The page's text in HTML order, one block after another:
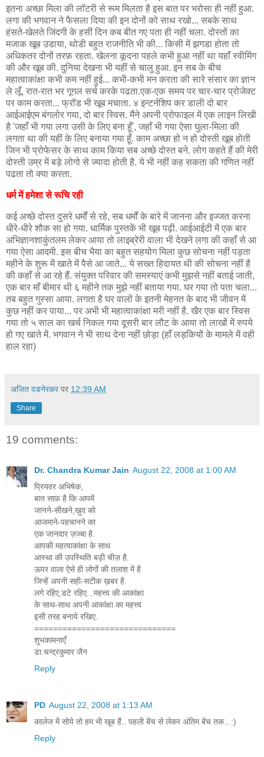
इतना अच्छा मिला की लॉटरी से रूम मिलता है इस बात पर भरोसा ही नहीं हुआ.
लगा की भगवान ने फैसला दिया की इन दोनों को साथ रखो... सबके साथ
हंसते-खेलते जिंदगी के हसीं दिन कब बीत गए पता ही नहीं चला. दोस्तों का
मजाक खूब उडाया, थोडी बहुत राजनीति भी की... किसी में झगडा होता तो
अधिकतर दोनों तरफ़ रहता. खेलना कूदना पहले कभी हुआ नहीं था यहाँ स्वीमिंग
की और खूब की. दुनिया देखना भी यहीं से चालु हुआ. इन सब के बीच
महात्वाकांक्षा कभी कम नहीं हुई... कभी-कभी मन करता की सारे संसार का ज्ञान
ले लूँ, रात-रात भर गूगल सर्च करके पढता.एक-एक समय पर चार-चार प्रोजेक्ट
पर काम करता... फ्रॉड भी खूब मचाता. ४ इन्टर्नशिप कर डाली दो बार
आईआईएम बंगलोर गया, दो बार स्विस. मैंने अपनी प्रोफाइल में एक लाइन लिखी
है 'जहाँ भी गया लगा उसी के लिए बना हूँ', जहाँ भी गया ऐसा घुला-मिला की
लगता था की यहीं के लिए बनाया गया हूँ. काम अच्छा हो न हो दोस्ती खूब होती
जिन भी प्रोफेसर के साथ काम किया सब अच्छे दोस्त बने. लोग कहते हैं की मेरी
दोस्ती उम्र में बड़े लोगो से ज्यादा होती है. ये भी नहीं कह सकता की गणित नहीं
पढता तो क्या करता.
धर्म में हमेशा से रूचि रही
कई अच्छे दोस्त दुसरे धर्मों से रहे, सब धर्मों के बारे में जानना और इज्जत करना
धीरे-धीरे शौक सा हो गया. धार्मिक पुस्तकें भी खूब पढ़ी. आईआईटी में एक बार
अभिज्ञानशाकुंतलम लेकर आया तो लाइब्रेरी वाला भी देखने लगा की कहाँ से आ
गया ऐसा आदमी. इस बीच भैया का बहुत सहयोग मिला कुछ सोचना नहीं पड़ता
महीने के शुरू में खाते में पैसे आ जाते... ये सख्त हिदायत थी की सोचना नहीं है
की कहाँ से आ रहे हैं. संयुक्त परिवार की समस्याएं कभी मुझसे नहीं बताई जाती,
एक बार माँ बीमार थी ६ महीने तक मुझे नहीं बताया गया. घर गया तो पता चला...
तब बहुत गुस्सा आया. लगता है घर वालों के इतनी मेहनत के बाद भी जीवन में
कुछ नहीं कर पाया... पर अभी भी महात्वाकांक्षा मरी नहीं है. खैर एक बार स्विस
गया तो ५ साल का खर्च निकल गया दूसरी बार लौट के आया तो लाखों में रुपये
हो गए खाते में. भगवान ने भी साथ देना नहीं छोड़ा (हाँ लड़कियों के मामले में वही
हाल रहा)
अजित वडनेरकर पर 12:39 AM
Share
19 comments:
Dr. Chandra Kumar Jain August 22, 2008 at 1:00 AM
प्रियवर अभिषेक,
बात साफ़ है कि आपमें
जानने-सीखने,ख़ुद को
आजमाने-पहचानने का
एक जानदार ज़ज्बा है.
आपकी महत्वाकांक्षा के साथ
आस्था की उपस्थिति बड़ी चीज़ है.
ऊपर वाला ऐसे ही लोगों की तलाश में है
जिन्हें अपनी सही-सटीक ख़बर है.
लगे रहिए,डटे रहिए...महत्त्व की आकांक्षा
के साथ-साथ अपनी आकांक्षा का महत्त्व
इसी तरह बनाये रखिए.
==============================
शुभकामनाएँ
डा.चन्द्रकुमार जैन
Reply
PD August 22, 2008 at 1:13 AM
कालेज में सोये तो हम भी खूब हैं.. पहली बेंच से लेकर अंतिम बेंच तक.. :)
Reply